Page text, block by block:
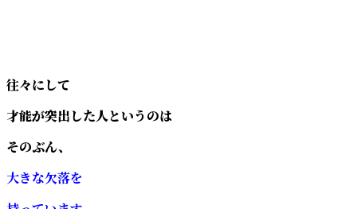
往々にして
才能が突出した人というのは
そのぶん、
大きな欠落を